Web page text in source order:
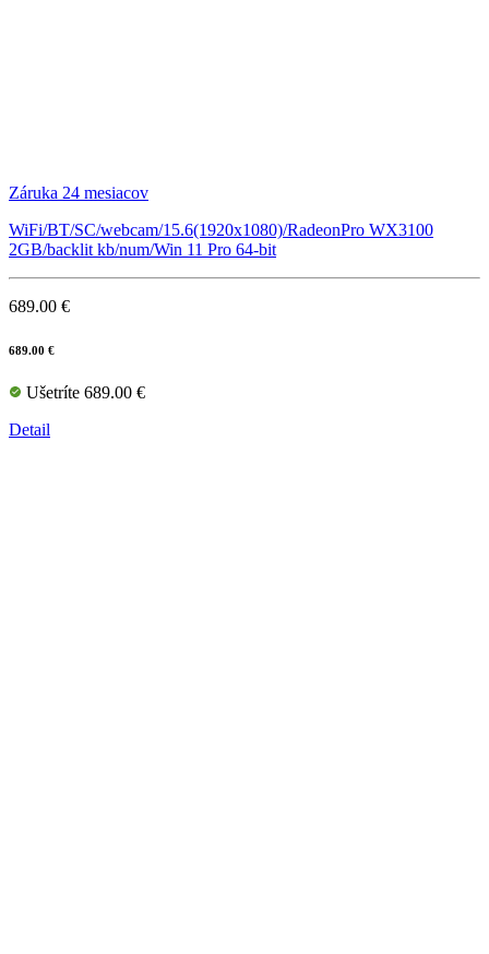
Záruka 24 mesiacov
WiFi/BT/SC/webcam/15.6(1920x1080)/RadeonPro WX3100
2GB/backlit kb/num/Win 11 Pro 64-bit
689.00 €
689.00 €
Ušetríte 689.00 €
Detail